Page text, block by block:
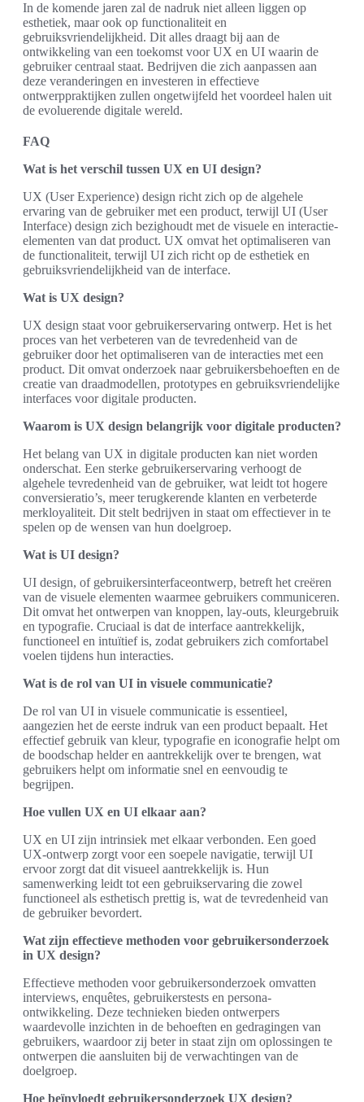
In de komende jaren zal de nadruk niet alleen liggen op
esthetiek, maar ook op functionaliteit en
gebruiksvriendelijkheid. Dit alles draagt bij aan de
ontwikkeling van een toekomst voor UX en UI waarin de
gebruiker centraal staat. Bedrijven die zich aanpassen aan
deze veranderingen en investeren in effectieve
ontwerppraktijken zullen ongetwijfeld het voordeel halen uit
de evoluerende digitale wereld.
FAQ
Wat is het verschil tussen UX en UI design?
UX (User Experience) design richt zich op de algehele
ervaring van de gebruiker met een product, terwijl UI (User
Interface) design zich bezighoudt met de visuele en interactie-
elementen van dat product. UX omvat het optimaliseren van
de functionaliteit, terwijl UI zich richt op de esthetiek en
gebruiksvriendelijkheid van de interface.
Wat is UX design?
UX design staat voor gebruikerservaring ontwerp. Het is het
proces van het verbeteren van de tevredenheid van de
gebruiker door het optimaliseren van de interacties met een
product. Dit omvat onderzoek naar gebruikersbehoeften en de
creatie van draadmodellen, prototypes en gebruiksvriendelijke
interfaces voor digitale producten.
Waarom is UX design belangrijk voor digitale producten?
Het belang van UX in digitale producten kan niet worden
onderschat. Een sterke gebruikerservaring verhoogt de
algehele tevredenheid van de gebruiker, wat leidt tot hogere
conversieratio’s, meer terugkerende klanten en verbeterde
merkloyaliteit. Dit stelt bedrijven in staat om effectiever in te
spelen op de wensen van hun doelgroep.
Wat is UI design?
UI design, of gebruikersinterfaceontwerp, betreft het creëren
van de visuele elementen waarmee gebruikers communiceren.
Dit omvat het ontwerpen van knoppen, lay-outs, kleurgebruik
en typografie. Cruciaal is dat de interface aantrekkelijk,
functioneel en intuïtief is, zodat gebruikers zich comfortabel
voelen tijdens hun interacties.
Wat is de rol van UI in visuele communicatie?
De rol van UI in visuele communicatie is essentieel,
aangezien het de eerste indruk van een product bepaalt. Het
effectief gebruik van kleur, typografie en iconografie helpt om
de boodschap helder en aantrekkelijk over te brengen, wat
gebruikers helpt om informatie snel en eenvoudig te
begrijpen.
Hoe vullen UX en UI elkaar aan?
UX en UI zijn intrinsiek met elkaar verbonden. Een goed
UX-ontwerp zorgt voor een soepele navigatie, terwijl UI
ervoor zorgt dat dit visueel aantrekkelijk is. Hun
samenwerking leidt tot een gebruikservaring die zowel
functioneel als esthetisch prettig is, wat de tevredenheid van
de gebruiker bevordert.
Wat zijn effectieve methoden voor gebruikersonderzoek
in UX design?
Effectieve methoden voor gebruikersonderzoek omvatten
interviews, enquêtes, gebruikerstests en persona-
ontwikkeling. Deze technieken bieden ontwerpers
waardevolle inzichten in de behoeften en gedragingen van
gebruikers, waardoor zij beter in staat zijn om oplossingen te
ontwerpen die aansluiten bij de verwachtingen van de
doelgroep.
Hoe beïnvloedt gebruikersonderzoek UX design?